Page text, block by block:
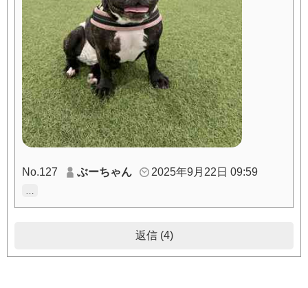
No.127 ぶーちゃん 2025年9月22日 09:59
…
返信 (4)